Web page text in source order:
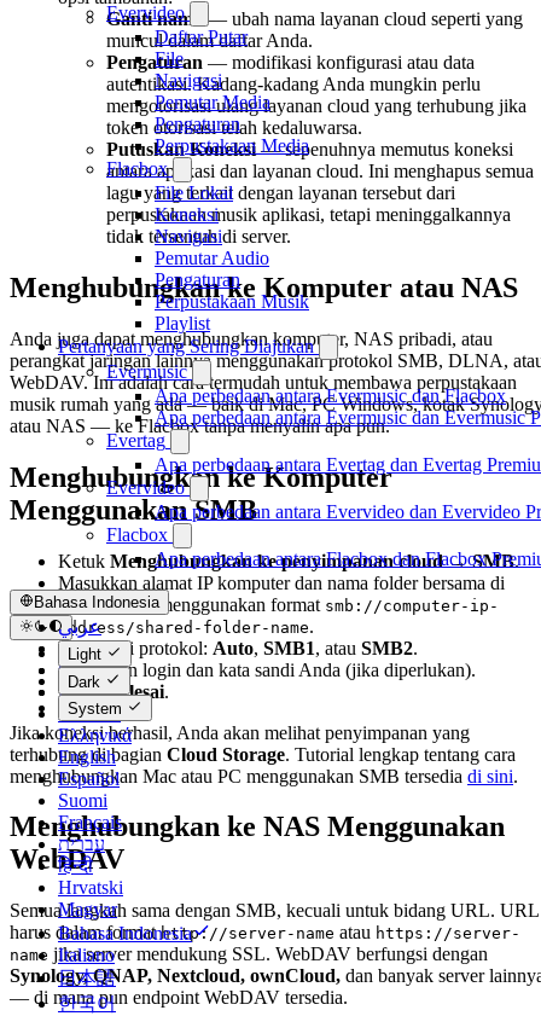
Evervideo
Daftar Putar
File
Navigasi
Pemutar Media
Pengaturan
Perpustakaan Media
Flacbox
File Lokal
Koneksi
Navigasi
Pemutar Audio
Pengaturan
Perpustakaan Musik
Playlist
Pertanyaan yang Sering Diajukan
Evermusic
Apa perbedaan antara Evermusic dan Flacbox
Apa perbedaan antara Evermusic dan Evermusic
Evertag
Apa perbedaan antara Evertag dan Evertag
Evervideo
Apa perbedaan antara Evervideo dan Evervideo
Flacbox
Apa perbedaan antara Flacbox dan Flacbox
Bahasa Indonesia
عربي
Català
Čeština
Dansk
Deutsch
Ελληνικά
English
Español
Suomi
Français
עברית
हिन्दी
Hrvatski
Magyar
Bahasa Indonesia
Italiano
日本語
한국어
Light
Dark
System
Ganti nama
— ubah nama layanan cloud seperti yang
muncul dalam daftar Anda.
Pengaturan — modifikasi konfigurasi atau data
autentikasi. Kadang-kadang Anda mungkin perlu
mengotorisasi ulang layanan cloud yang terhubung jika
token otorisasi telah kedaluwarsa.
Putuskan Koneksi— sepenuhnya memutus koneksi
antara aplikasi dan layanan cloud. Ini menghapus semua
lagu yang terkait dengan layanan tersebut dari
perpustakaan musik aplikasi, tetapi meninggalkannya
tidak tersentuh di server.
Menghubungkan ke Komputer atau NAS
Anda juga dapat menghubungkan komputer, NAS pribadi, atau
perangkat jaringan lainnya menggunakan protokol SMB, DLNA,
WebDAV. Ini adalah cara termudah untuk membawa perpustakaan
musik rumah yang ada — baik di Mac, PC Windows, kotak
atau NAS — ke Flacbox tanpa menyalin apa pun.
Menghubungkan ke Komputer
Menggunakan SMB
Ketuk Menghubungkan ke penyimpanan cloud → SMB.
Masukkan alamat IP komputer dan nama folder bersama di
bidang URL menggunakan format smb://computer-ip-
address/shared-folder-name.
Pilih versi protokol: Auto, SMB1, atau SMB2.
Masukkan login dan kata sandi Anda (jika diperlukan).
KetukSelesai.
Jika koneksi berhasil, Anda akan melihat penyimpanan yang
terhubung di bagian Cloud Storage. Tutorial lengkap tentang cara
menghubungkan Mac atau PC menggunakan SMB tersedia di sini.
Menghubungkan ke NAS Menggunakan
WebDAV
Semua langkah sama dengan SMB, kecuali untuk bidang URL. URL
harus dalam formathttp://server-name atau https://server-
name jika server mendukung SSL. WebDAV berfungsi dengan
Synology, QNAP, Nextcloud, ownCloud, dan banyak server
— di mana pun endpoint WebDAV tersedia.